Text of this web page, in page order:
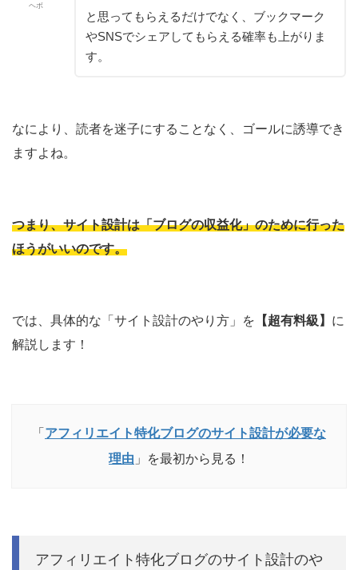
ヘボ
と思ってもらえるだけでなく、ブックマーク
やSNSでシェアしてもらえる確率も上がりま
す。
なにより、読者を迷子にすることなく、ゴールに誘導でき
ますよね。
つまり、サイト設計は「ブログの収益化」のために行った
ほうがいいのです。
では、具体的な「サイト設計のやり方」を 【超有料級】 に
解説します！
「 アフィリエイト特化ブログのサイト設計が必要な
理由 」を最初から見る！
アフィリエイト特化ブログのサイト設計のや